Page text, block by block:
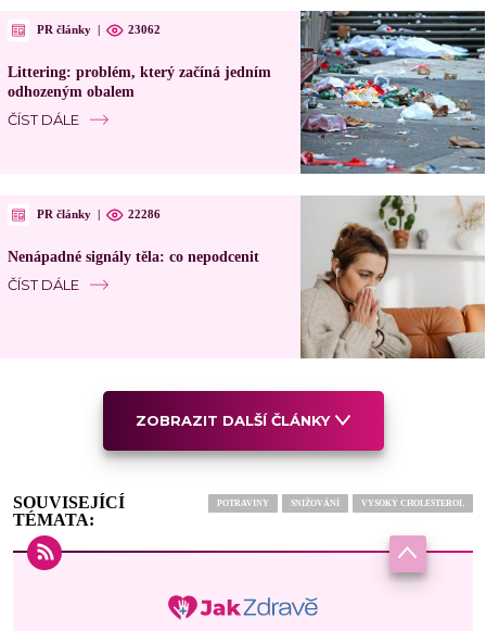
PR články | 23062
Littering: problém, který začíná jedním
odhozeným obalem
ČÍST DÁLE
PR články | 22286
Nenápadné signály těla: co nepodcenit
ČÍST DÁLE
ZOBRAZIT DALŠÍ ČLÁNKY
SOUVISEJÍCÍ
TÉMATA:
POTRAVINY SNIŽOVÁNÍ VYSOKÝ CHOLESTEROL